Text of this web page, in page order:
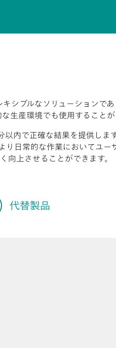
シブルなソリューションで
生産環境でも使用することが
内で正確な結果を提供しま
日常的な作業においてユー
向上させることができます。
代替製品